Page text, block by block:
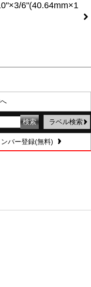
6"(40.64mm×1
ラベル検索
バー登録(無料)